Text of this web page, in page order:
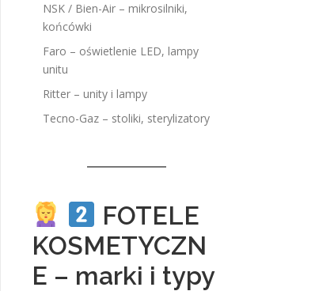
NSK / Bien-Air – mikrosilniki,
końcówki
Faro – oświetlenie LED, lampy
unitu
Ritter – unity i lampy
Tecno-Gaz – stoliki, sterylizatory
FOTELE
KOSMETYCZN
E – marki i typy